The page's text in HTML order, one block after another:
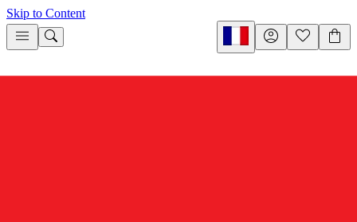
Skip to Content